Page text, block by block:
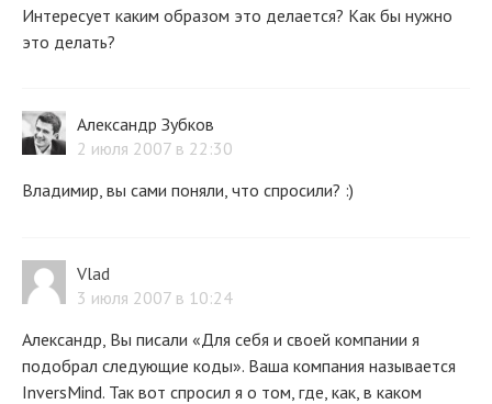
Интересует каким образом это делается? Как бы нужно
это делать?
Александр Зубков
2 июля 2007 в 22:30
Владимир, вы сами поняли, что спросили? :)
Vlad
3 июля 2007 в 10:24
Александр, Вы писали «Для себя и своей компании я
подобрал следующие коды». Ваша компания называется
InversMind. Так вот спросил я о том, где, как, в каком